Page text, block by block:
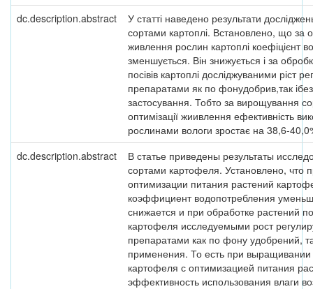
dc.description.abstract
У статті наведено результати
сортами картоплі. Встановлено, що за
живлення рослин картоплі коефіцієнт
зменшується. Він знижується і за
посівів картоплі досліджуваними ріст
препаратами як по фонудобрив,так ібез
застосування. Тобто за вирощування
оптимізації жиивлення ефективність
рослинами вологи зростає на 38,6-
dc.description.abstract
В статье приведены результаты
сортами картофеля. Установлено, что
оптимизации питания растений
коэффициент водопотребления
снижается и при обработке растений
картофеля исследуемыми рост
препаратами как по фону удобрений,
применения. То есть при выращивании
картофеля с оптимизацией питания
эффективность использования влаги